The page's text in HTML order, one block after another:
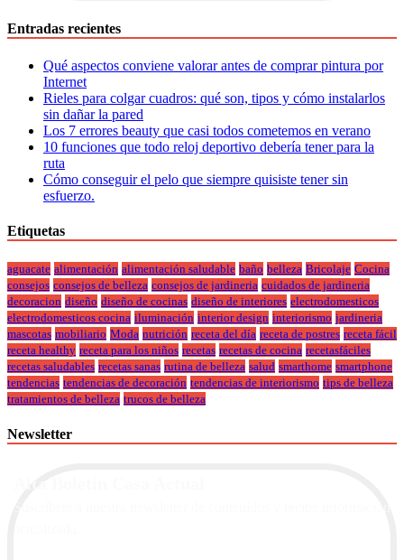
Entradas recientes
Qué aspectos conviene valorar antes de comprar pintura por
Internet
Rieles para colgar cuadros: qué son, tipos y cómo instalarlos
sin dañar la pared
Los 7 errores beauty que casi todos cometemos en verano
10 funciones que todo reloj deportivo debería tener para la
ruta
Cómo conseguir el pelo que siempre quisiste tener sin
esfuerzo.
Etiquetas
aguacate alimentación alimentación saludable baño belleza Bricolaje Cocina
consejos consejos de belleza consejos de jardineria cuidados de jardineria
decoracion diseño diseño de cocinas diseño de interiores electrodomesticos
electrodomesticos cocina iluminación interior design interiorismo jardineria
mascotas mobiliario Moda nutrición receta del día receta de postres receta fácil
receta healthy receta para los niños recetas recetas de cocina recetasfáciles
recetas saludables recetas sanas rutina de belleza salud smarthome smartphone
tendencias tendencias de decoración tendencias de interiorismo tips de belleza
tratamientos de belleza trucos de belleza
Newsletter